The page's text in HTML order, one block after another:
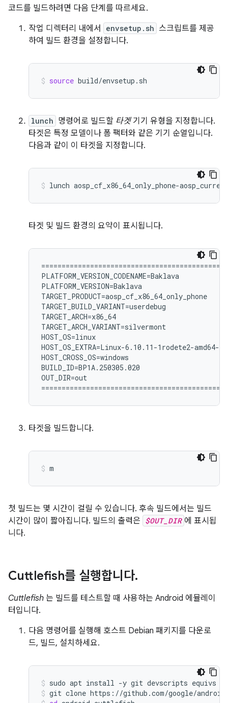
코드를 빌드하려면 다음 단계를 따르세요.
작업 디렉터리 내에서
envsetup.sh 스크립트를 제공
하여 빌드 환경을 설정합니다.
source build/envsetup.sh
lunch 명령어로 빌드할 타겟기기 유형을 지정합니다.
타겟은 특정 모델이나 폼 팩터와 같은 기기 순열입니다.
다음과 같이 이 타겟을 지정합니다.
lunch aosp_cf_x86_64_only_phone-
타겟 및 빌드 환경의 요약이 표시됩니다.
============================================
PLATFORM_VERSION_CODENAME=Baklava
PLATFORM_VERSION=Baklava
TARGET_PRODUCT=aosp_cf_x86_64_only_phone
TARGET_BUILD_VARIANT=userdebug
TARGET_ARCH=x86_64
TARGET_ARCH_VARIANT=silvermont
HOST_OS=linux
HOST_OS_EXTRA=Linux-6.10.11-1rodete2-
HOST_CROSS_OS=windows
BUILD_ID=BP1A.250305.020
OUT_DIR=out
타겟을 빌드합니다.
m
첫 빌드는 몇 시간이 걸릴 수 있습니다. 후속 빌드에서는 빌드
시간이 많이 짧아집니다. 빌드의 출력은 $OUT_DIR 에 표시됩
니다.
Cuttlefish를 실행합니다.
Cuttlefish 는 빌드를 테스트할 때 사용하는 Android 에뮬레이
터입니다.
다음 명령어를 실행해 호스트 Debian 패키지를 다운로
드, 빌드, 설치하세요.
sudo apt install -y git devscripts equivs
git clone https://github.com/google/